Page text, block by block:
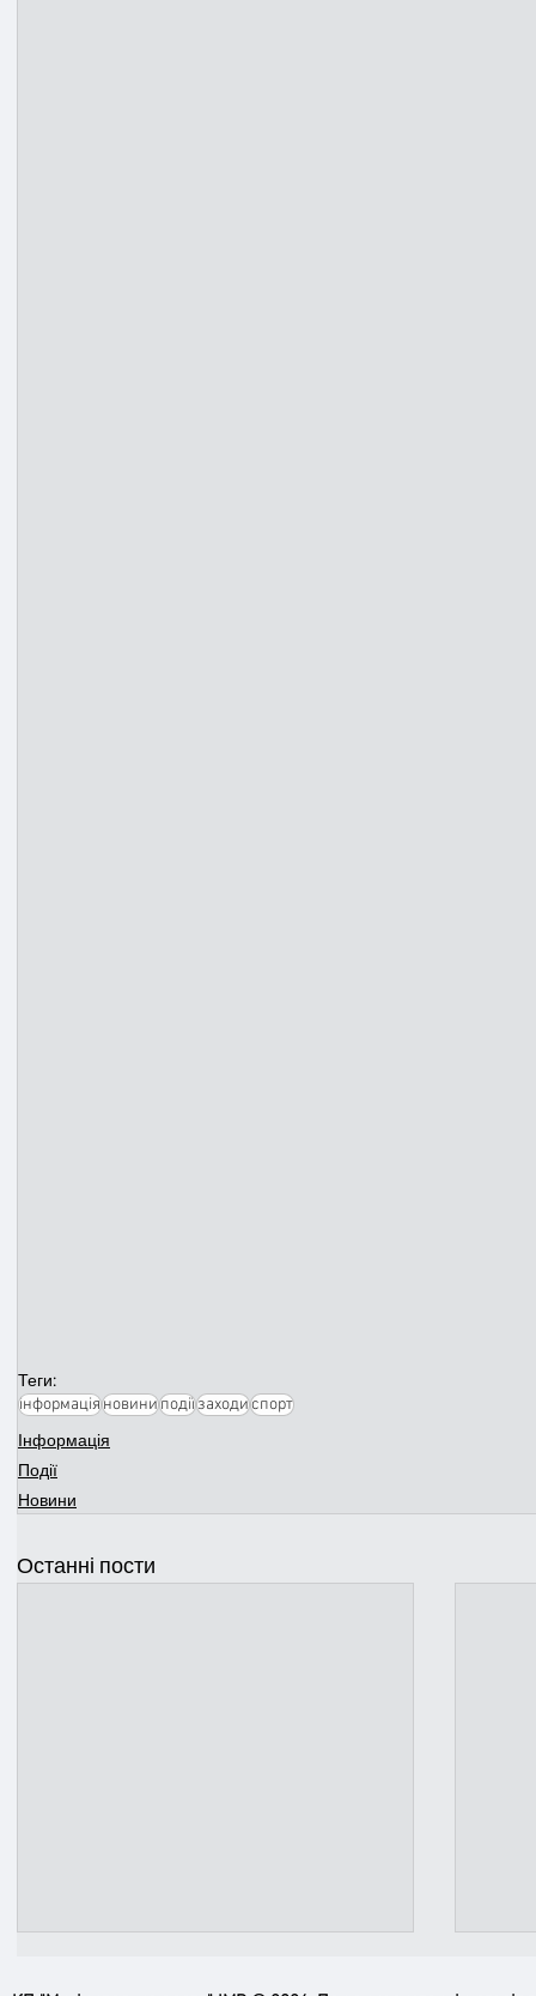
Теги:
інформаціяновиниподіїзаходиспорт
Інформація
Події
Новини
Останні пости